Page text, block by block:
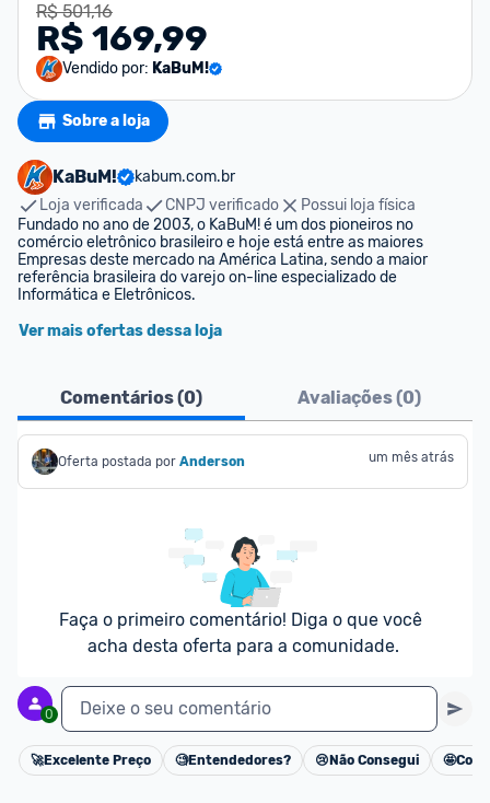
R$ 501,16
R$ 169,99
Vendido por: KaBuM!
Sobre a loja
KaBuM!
kabum.com.br
Loja verificada
CNPJ verificado
Possui loja física
Fundado no ano de 2003, o KaBuM! é um dos pioneiros no
comércio eletrônico brasileiro e hoje está entre as maiores
Empresas deste mercado na América Latina, sendo a maior
referência brasileira do varejo on-line especializado de
Informática e Eletrônicos.
Ver mais ofertas dessa loja
Comentários (0) Avaliações (0)
Oferta postada por Anderson um mês atrás
Faça o primeiro comentário! Diga o que você
acha desta oferta para a comunidade.
0 Deixe o seu comentário
Cancelar
🚀Excelente Preço 🧐Entendedores? 😢 Não Consegui 🤩